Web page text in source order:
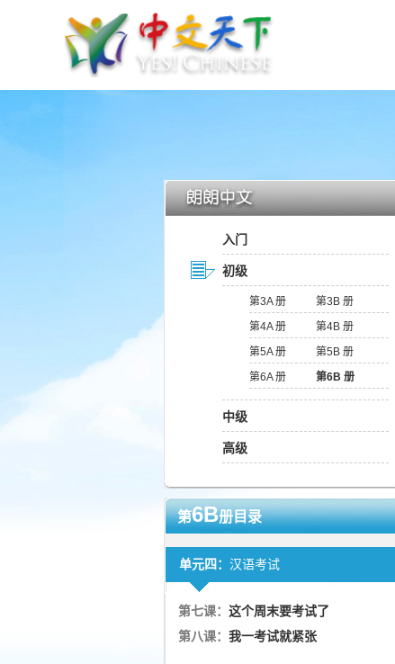
入门
初级
第3A 册
第3B 册
第4A 册
第4B 册
第5A 册
第5B 册
第6A 册
第6B 册
中级
高级
第6B册目录
单元四： 汉语考试
第七课： 这个周末要考试了
第八课： 我一考试就紧张